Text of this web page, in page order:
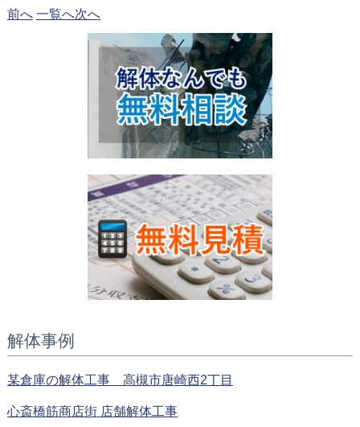
前へ 一覧へ次へ
解体事例
某倉庫の解体工事 高槻市唐崎西2丁目
心斎橋筋商店街 店舗解体工事